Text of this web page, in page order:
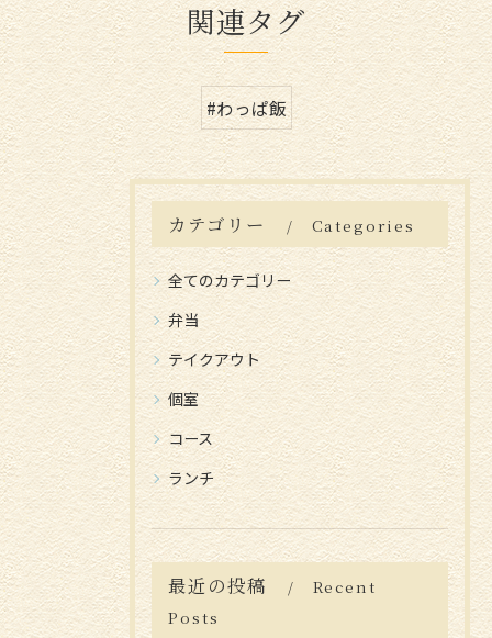
関連タグ
#わっぱ飯
カテゴリー Categories
全てのカテゴリー
弁当
テイクアウト
個室
コース
ランチ
最近の投稿
Recent
Posts